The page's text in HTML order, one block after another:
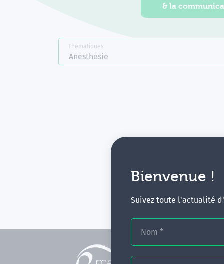
Bienvenue !
Suivez toute l'actualité
Nom *
& la
Thématiques
Anesthesie